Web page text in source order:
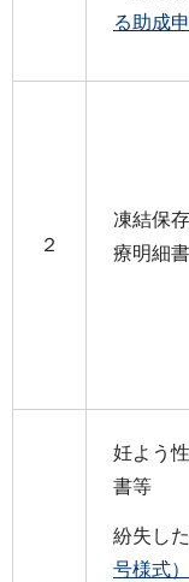
る助成
２
凍結保
療明細書
妊よう
書等
紛失し
号様式